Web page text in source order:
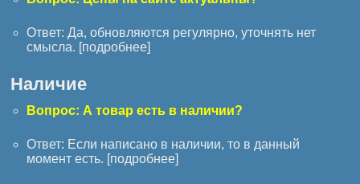
Ответ: Да, обновляются регулярно, уточнять нет
смысла. [подробнее]
Наличие
Вопрос: А товар есть в наличии?
Ответ: Если написано в наличии, то в данный
момент есть. [подробнее]